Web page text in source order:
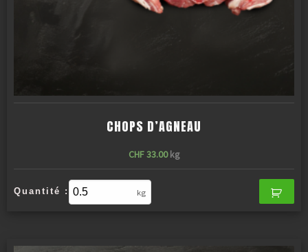
CHOPS D’AGNEAU
CHF33.00 kg
Quantité : kg